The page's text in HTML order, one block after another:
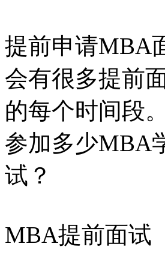
提前申请MBA
会有很多提前
的每个时间段
参加多少MBA
试？
MBA提前面试